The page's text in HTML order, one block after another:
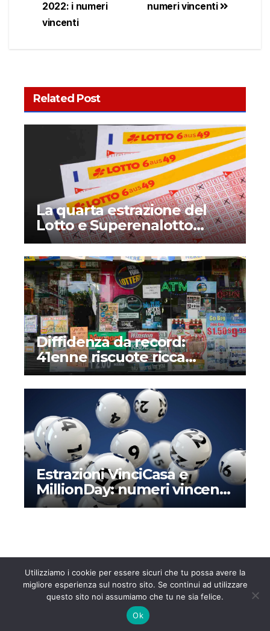
numeri vincenti
2022: i numeri
vincenti
Related Post
La quarta estrazione del
Lotto e Superenalotto
diventerà permanente?
Quando inizia e che novità
introduce?
Diffidenza da record:
41enne riscuote ricca
vincita alla lotteria dopo
mesi – Il perché di una
storia assurda
Estrazioni VinciCasa e
MillionDay: numeri vincenti
e montepremi di oggi
Notizie247.it
Notizie e approfondimenti dall’Italia e dall’Estero
Utilizziamo i cookie per essere sicuri che tu possa avere la
migliore esperienza sul nostro sito. Se continui ad utilizzare
questo sito noi assumiamo che tu ne sia felice.
Ok